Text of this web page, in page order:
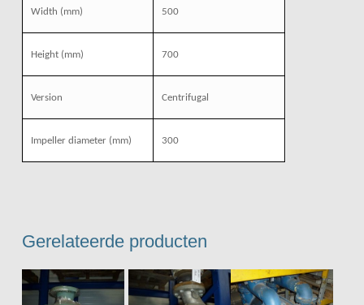
Width (mm) 500
Height(mm) 700
Version Centrifugal
Impeller diameter(mm) 300
Gerelateerde producten